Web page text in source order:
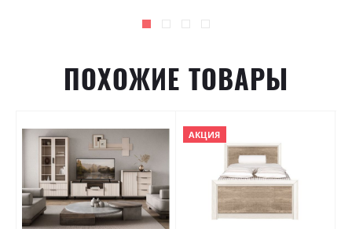
ПОХОЖИЕ ТОВАРЫ
АКЦИЯ